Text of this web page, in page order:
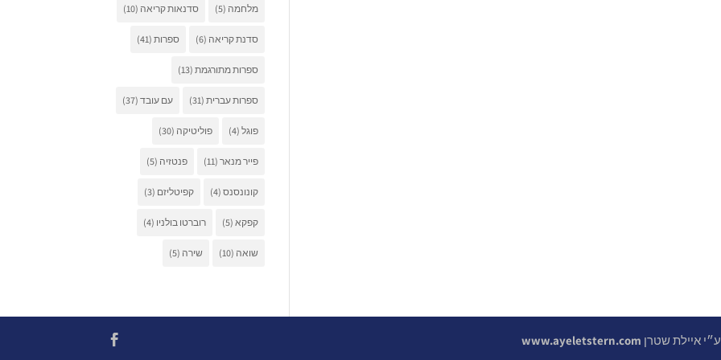
מלחמה (5) סדנאות קריאה (10)
סדנת קריאה (6) ספרות (41)
ספרות מתורגמת (13)
ספרות עברית (31) עם עובד (37)
פוגל (4) פוליטיקה (30)
פייר מנאר (11) פנטזיה (5)
קונונסנס (4) קפיטליזם (3)
קפקא (5) רוברטו בולניו (4)
שואה (10) שירה (5)
איילת שטרן www.ayeletstern.com